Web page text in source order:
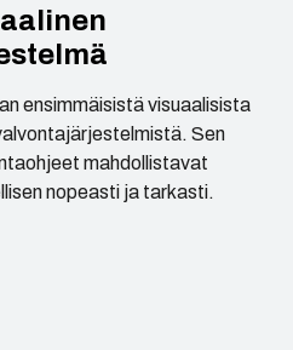
ensimmäisistä visuaalisista
Sen
mahdollistavat
nopeasti ja tarkasti.